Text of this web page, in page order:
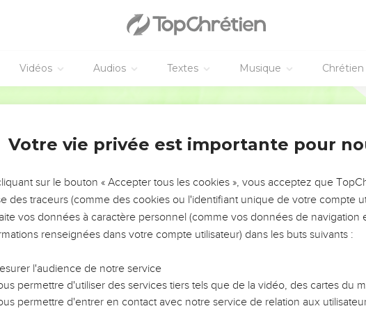
Vidéos Audios Textes Musique Chrétien
DE L’ANNÉE !
VOUS ÉVITER LES VOTRES ?
réussites, leur impact, leur foi ou leur vision. Mais on voit
difficiles qu'ils ont traversés, alors même que ce sont
et responsables reviennent sur les erreurs
pour avancer avec plus de sagesse afin que leurs erreurs
guidiez un ministère, une équipe, un groupe ou une famille,
Votre vie privée est importante pour
sur le bouton « Accepter tous les cookies », vous acceptez que
des traceurs (comme des cookies ou l'identifiant unique de votre compte
vos données à caractère personnel (comme vos données de navigation
renseignées dans votre compte utilisateur) dans les buts suivants :
l'audience de notre service
permettre d'utiliser des services tiers tels que de la vidéo, des cartes du
permettre d'entrer en contact avec notre service de relation aux